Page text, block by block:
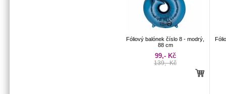
Fóliový balónek číslo 8 - modrý,
88 cm
99,- Kč
139,- Kč